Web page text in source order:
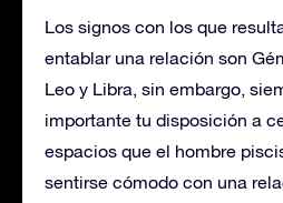
Los signos con los que
entablar una relación son
Leo y Libra, sin embargo,
importante tu disposición a
espacios que el hombre
sentirse cómodo con una